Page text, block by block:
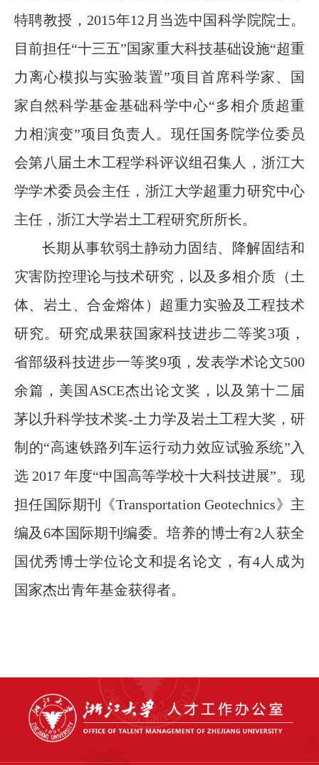
特聘教授，2015年12月当选中国科学院院士。
目前担任“十三五”国家重大科技基础设施“超重
力离心模拟与实验装置”项目首席科学家、国
家自然科学基金基础科学中心“多相介质超重
力相演变”项目负责人。现任国务院学位委员
会第八届土木工程学科评议组召集人，浙江大
学学术委员会主任， 浙江大学超重力研究中心
主任，浙江大学岩土工程研究所所长。
长期从事软弱土静动力固结、降解固结和
灾害防控理论与技术研究 ，以及多相介质（土
体、岩土、合金熔体）超重力实验及工程技术
研究。 研究成果获国家科技进步二等奖3项，
省部级科技进步一等奖9项 ， 发表学术论文500
余篇，美国ASCE杰出论文奖，以及第十二届
茅以升科学技术奖-土力学及岩土工程大奖，研
制的“高速铁路列车运行动力效应试验系统”入
选 2017 年度“中国高等学校十大科技进展”。现
担任国际期刊《Transportation Geotechnics》主
编及6本国际期刊编委。培养的博士有2人获全
国优秀博士学位论文和提名论文，有4人成为
国家杰出青年基金获得者。